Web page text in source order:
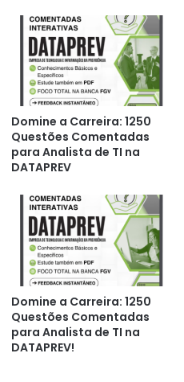
Domine a Carreira: 1250
Questões Comentadas
para Analista de TI na
DATAPREV
Domine a Carreira: 1250
Questões Comentadas
para Analista de TI na
DATAPREV!